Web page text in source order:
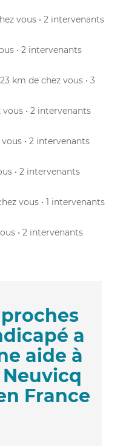
vous • 2 intervenants
• 2 intervenants
23 km de chez vous • 3
vous • 2 intervenants
• 2 intervenants
• 2 intervenants
vous • 1 intervenants
• 2 intervenants
a
aide à
France